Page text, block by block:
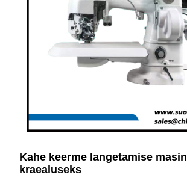
Kahe keerme langetamise masin
kraealuseks